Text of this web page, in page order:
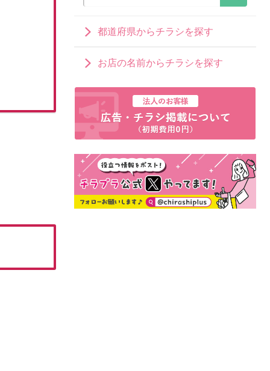
都道府県からチラシを探す
お店の名前からチラシを探す